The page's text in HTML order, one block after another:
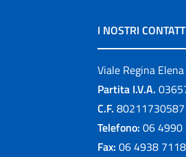
I NOSTRI
Viale Regina
Partita I.V.A.
C.F. 80211730587
Telefono: 06 4990
Fax: 06 4938 7118